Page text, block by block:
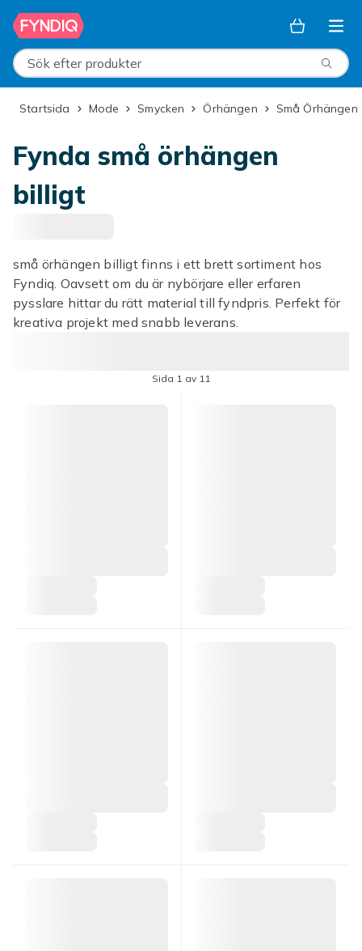
Hoppa till huvudinnehållet
Sök efter produkter
Startsida Mode Smycken Örhängen Små Örhängen
Fynda små örhängen
billigt
små örhängen billigt finns i ett brett sortiment hos
Fyndiq. Oavsett om du är nybörjare eller erfaren
pysslare hittar du rätt material till fyndpris. Perfekt för
kreativa projekt med snabb leverans.
Sida 1 av 11